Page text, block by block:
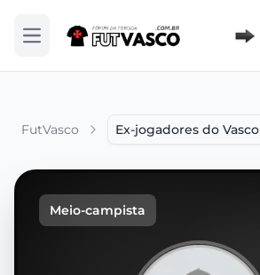
Abrir menu
FutVasco Ex-jogadores do Vasco
Meio-campista